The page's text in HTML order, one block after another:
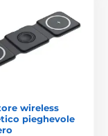
wireless
pieghevole